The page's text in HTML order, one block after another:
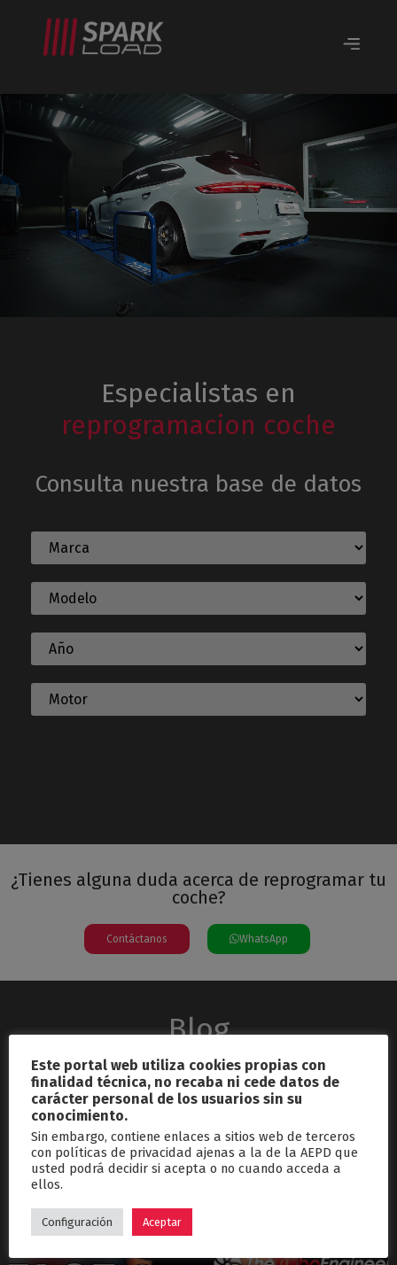
Especialistas en
reprogramacion coche
Consulta nuestra base de datos
¿Tienes alguna duda acerca de reprogramar tu
coche?
Contáctanos WhatsApp
Blog
septiembre 26, 2024
Hyundai i30N Stage 3 – Turbo TTE466
Este portal web utiliza cookies propias con
finalidad técnica, no recaba ni cede datos de
carácter personal de los usuarios sin su
conocimiento.
Sin embargo, contiene enlaces a sitios web de terceros
con políticas de privacidad ajenas a la de la AEPD que
usted podrá decidir si acepta o no cuando acceda a
ellos.
Configuración Aceptar